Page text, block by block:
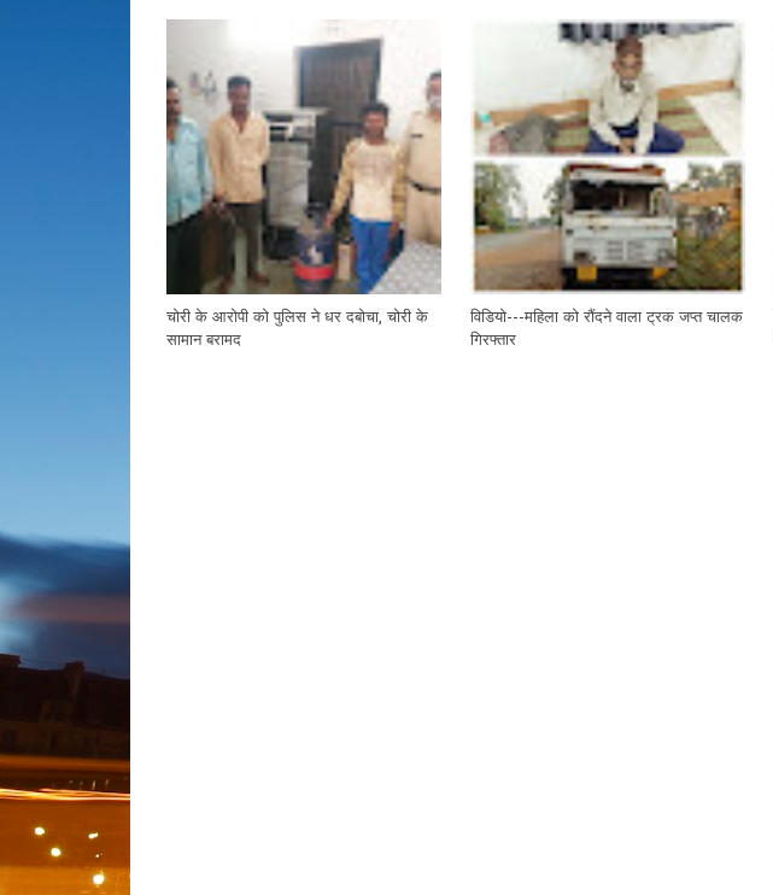
चोरी के आरोपी को पुलिस ने धर दबोचा, चोरी के
सामान बरामद
विडियो---महिला को रौंदने वाला ट्रक जप्त चालक
गिरफ्तार